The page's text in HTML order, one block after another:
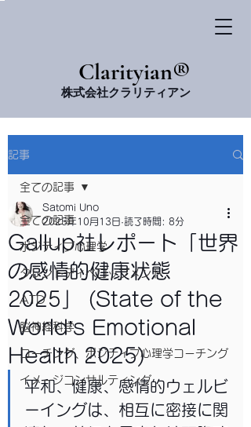
​Clarityian®
株式会社クラリティアン
記事
全ての記事
ポジティブ心理学
タレントディベロップメント
ATD
脳神経科学
コーチング、ポジティブ心理学コーチング
イメージコンサルティング
全ての記事
Gallup社レポート「世界
の感情的健康状態
2025」 (State of the
World’s Emotional
Health 2025)
Satomi Uno
2025年10月13日 読了時間: 8分
平和、健康、感情的ウェルビ
ーイングは、相互に密接に関